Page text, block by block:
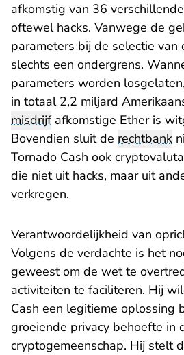
afkomstig van 36
oftewel hacks. Vanwege de
parameters bij de selectie van
slechts een ondergrens.
parameters worden
in totaal 2,2 miljard
misdrijfafkomstige Ether is
Bovendien sluit de rechtbank
Tornado Cash ook
die niet uit hacks, maar uit
verkregen.
Verantwoordelijkheid van
Volgens de verdachte is het
geweest om de wet te
activiteiten te faciliteren. Hij
Cash een legitieme oplossing
groeiende privacy behoefte in
cryptogemeenschap. Hij stelt